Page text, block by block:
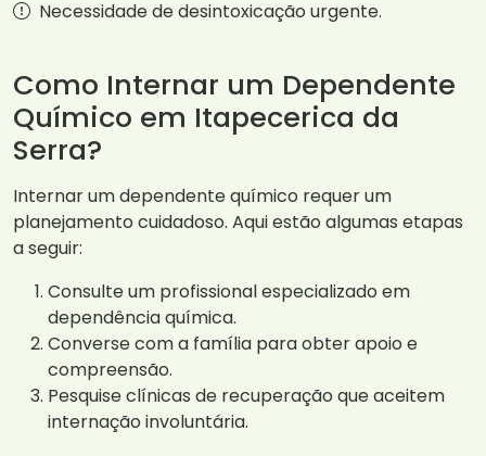
Necessidade de desintoxicação urgente.
Como Internar um Dependente
Químico em Itapecerica da
Serra?
Internar um dependente químico requer um
planejamento cuidadoso. Aqui estão algumas etapas
a seguir:
Consulte um profissional especializado em
dependência química.
Converse com a família para obter apoio e
compreensão.
Pesquise clínicas de recuperação que aceitem
internação involuntária.